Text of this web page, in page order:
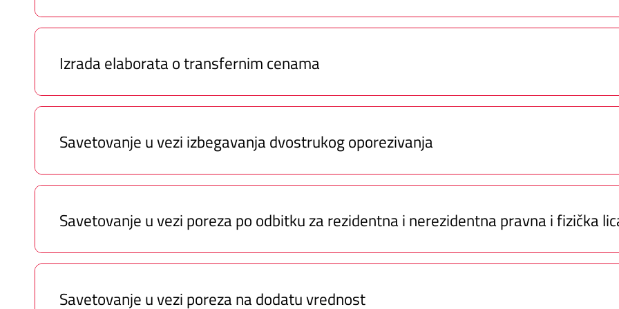
Izrada elaborata o transfernim cenama
Savetovanje u vezi izbegavanja dvostrukog oporezivanja
Savetovanje u vezi poreza po odbitku za rezidentna i nerezidentna pravna i fizička
Savetovanje u vezi poreza na dodatu vrednost